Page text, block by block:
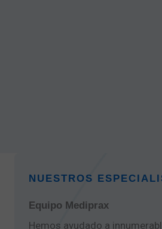
NUESTROS
Equipo Mediprax
Hemos ayudado a